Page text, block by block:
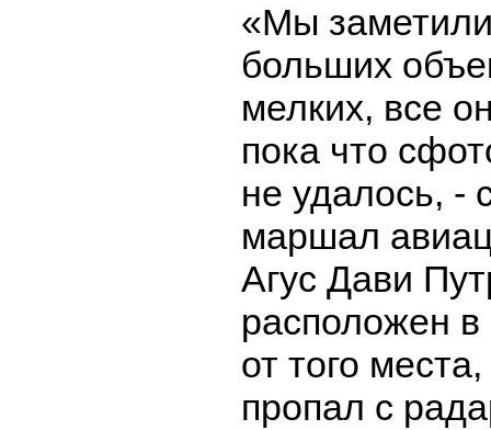
«Мы
больших
мелких, все
пока что
не удалось, -
маршал
Агус Дави
расположен
от того
пропал с